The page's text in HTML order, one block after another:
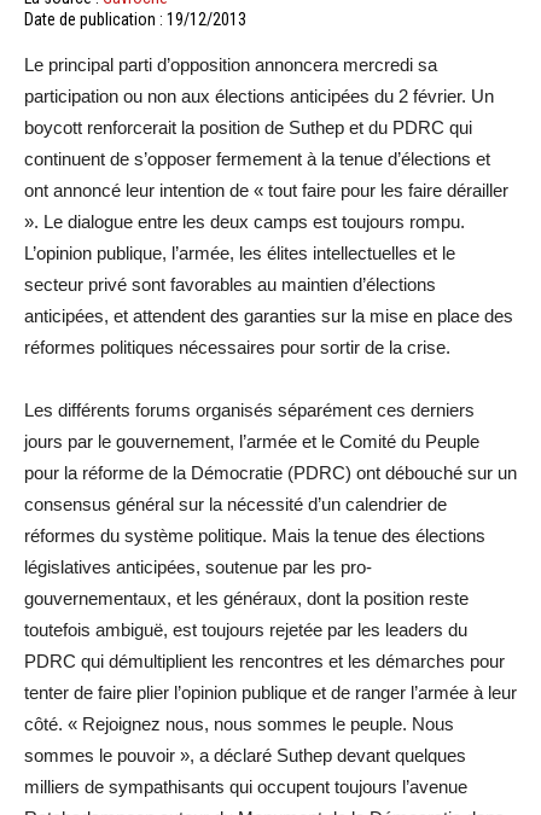
Date de publication : 19/12/2013
Le principal parti d’opposition annoncera mercredi sa
participation ou non aux élections anticipées du 2 février. Un
boycott renforcerait la position de Suthep et du PDRC qui
continuent de s’opposer fermement à la tenue d’élections et
ont annoncé leur intention de « tout faire pour les faire dérailler
». Le dialogue entre les deux camps est toujours rompu.
L’opinion publique, l’armée, les élites intellectuelles et le
secteur privé sont favorables au maintien d’élections
anticipées, et attendent des garanties sur la mise en place des
réformes politiques nécessaires pour sortir de la crise.
Les différents forums organisés séparément ces derniers
jours par le gouvernement, l’armée et le Comité du Peuple
pour la réforme de la Démocratie (PDRC) ont débouché sur un
consensus général sur la nécessité d’un calendrier de
réformes du système politique. Mais la tenue des élections
législatives anticipées, soutenue par les pro-
gouvernementaux, et les généraux, dont la position reste
toutefois ambiguë, est toujours rejetée par les leaders du
PDRC qui démultiplient les rencontres et les démarches pour
tenter de faire plier l’opinion publique et de ranger l’armée à leur
côté. « Rejoignez nous, nous sommes le peuple. Nous
sommes le pouvoir », a déclaré Suthep devant quelques
milliers de sympathisants qui occupent toujours l’avenue